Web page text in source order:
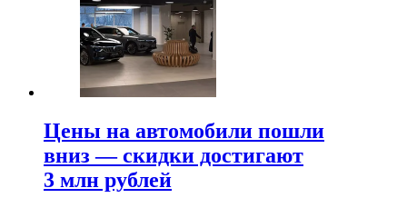
Цены на автомобили пошли
вниз — скидки достигают
3 млн рублей